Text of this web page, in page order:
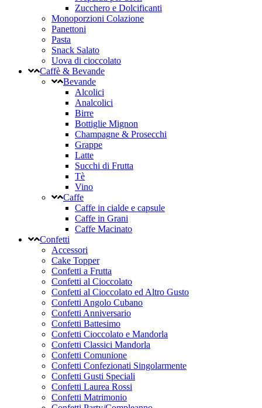
Zucchero e Dolcificanti
Monoporzioni Colazione
Panettoni
Pasta
Snack Salato
Uova di cioccolato
Caffè & Bevande
Bevande
Alcolici
Analcolici
Birre
Bottiglie Mignon
Champagne & Prosecchi
Grappe
Latte
Succhi di Frutta
Tè
Vino
Caffe
Caffe in cialde e capsule
Caffe in Grani
Caffe Macinato
Confetti
Accessori
Cake Topper
Confetti a Frutta
Confetti al Cioccolato
Confetti al Cioccolato ed Altro Gusto
Confetti Angolo Cubano
Confetti Anniversario
Confetti Battesimo
Confetti Cioccolato e Mandorla
Confetti Classici Mandorla
Confetti Comunione
Confetti Confezionati Singolarmente
Confetti Gusti Speciali
Confetti Laurea Rossi
Confetti Matrimonio